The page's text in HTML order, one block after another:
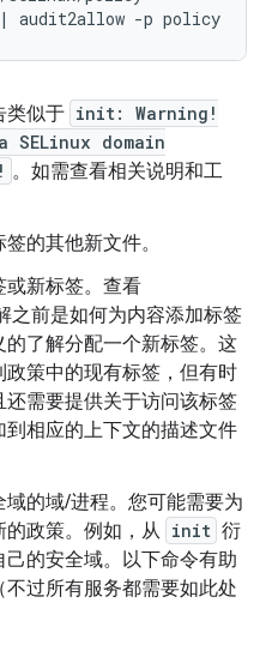
类似于 init: Warning!
SELinux domain
。如需查看相关说明和工
的其他新文件。
或新标签。查看
之前是如何为内容添加标签
了解分配一个新标签。这
策中的现有标签，但有时
需要提供关于访问该标签
相应的上下文的描述文件
的域/进程。您可能需要为
政策。例如，从 init 衍
的安全域。以下命令有助
过所有服务都需要如此处